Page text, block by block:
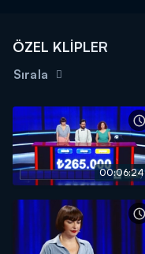
ÖZEL KLİPLER
Sırala
00:06:24